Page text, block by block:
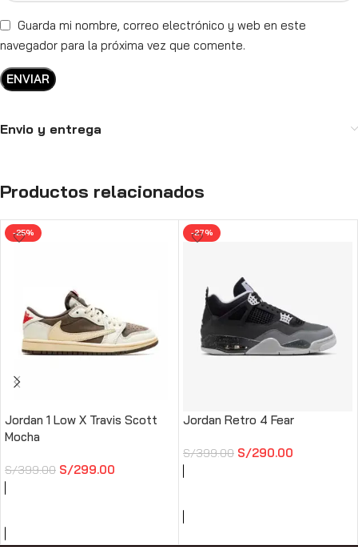
Guarda mi nombre, correo electrónico y web en este
navegador para la próxima vez que comente.
Envio y entrega
Productos relacionados
-25%
Jordan 1 Low X Travis Scott
Mocha
S/399.00 S/299.00
-27%
Jordan Retro 4 Fear
S/399.00 S/290.00